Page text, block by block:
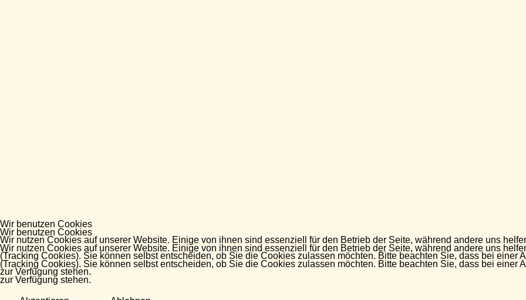
Wir benutzen Cookies
Wir nutzen Cookies auf unserer Website. Einige von ihnen sind essenziell für den Betrieb der Seite, während andere uns
(Tracking Cookies). Sie können selbst entscheiden, ob Sie die Cookies zulassen möchten. Bitte beachten Sie, dass bei
zur Verfügung stehen.
Wir benutzen Cookies
Wir nutzen Cookies auf unserer Website. Einige von ihnen sind essenziell für den Betrieb der Seite, während andere uns
(Tracking Cookies). Sie können selbst entscheiden, ob Sie die Cookies zulassen möchten. Bitte beachten Sie, dass bei
zur Verfügung stehen.